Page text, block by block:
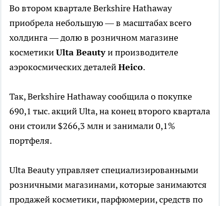
Во втором квартале Berkshire Hathaway
приобрела небольшую — в масштабах всего
холдинга — долю в розничном магазине
косметикиUlta Beautyи производителе
аэрокосмических деталейHeico.
Так, Berkshire Hathaway сообщила о покупке
690,1 тыс. акций Ulta, на конец второго квартала
они стоили $266,3 млн и занимали 0,1%
портфеля.
Ulta Beauty управляет специализированными
розничными магазинами, которые занимаются
продажей косметики, парфюмерии, средств по